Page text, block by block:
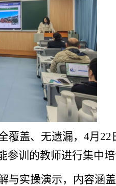
覆盖、无遗漏， 4月 22
参训的教师进行集中培
与实操演示，内容涵盖